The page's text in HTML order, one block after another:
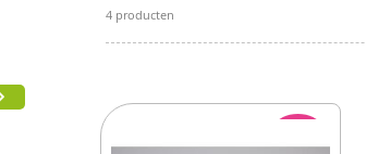
4producten
ACTIE